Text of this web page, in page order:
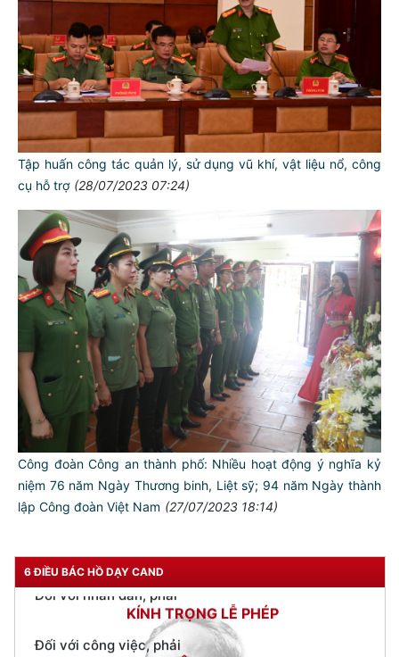
Tập huấn công tác quản lý, sử dụng vũ khí, vật liệu nổ, công
cụ hỗ trợ (28/07/2023 07:24)
Công đoàn Công an thành phố: Nhiều hoạt động ý nghĩa kỷ
niệm 76 năm Ngày Thương binh, Liệt sỹ; 94 năm Ngày thành
lập Công đoàn Việt Nam (27/07/2023 18:14)
6 ĐIỀU BÁC HỒ DẠY CAND
TƯ CÁCH
NGƯỜI CÔNG AN CÁCH MỆNH LÀ:
Đối với tự mình, phải
CẦN, KIỆM, LIÊM, CHÍNH
Đối với đồng sự, phải
THÂN ÁI GIÚP ĐỠ
Đối với chính phủ, phải
TUYỆT ĐỐI TRUNG THÀNH
Đối với công việc, phải
TẬN TỤY
Đối với địch, phải
CƯƠNG QUYẾT, KHÔN KHÉO